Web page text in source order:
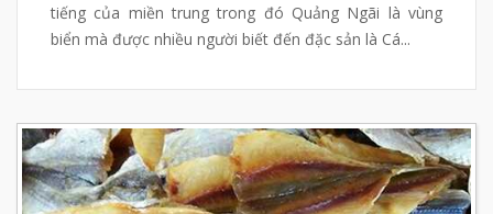
tiếng của miền trung trong đó Quảng Ngãi là vùng
biển mà được nhiều người biết đến đặc sản là Cá...